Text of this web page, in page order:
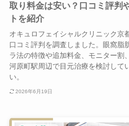
取り料金は安い？口コミ評判
トを紹介
オキュロフェイシャルクリニック京
口コミ評判を調査しました。眼窩脂
ラ法の特徴や追加料金、モニター割
河原町駅周辺で目元治療を検討して
い。
2026年6月19日